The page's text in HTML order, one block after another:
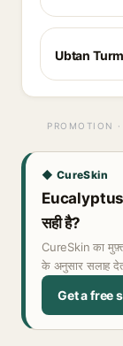
Ubtan
PROMOTION
◆ CureSkin
Eucalyptus
सही है?
CureSkin का
के अनुसार सलाह
Get a free